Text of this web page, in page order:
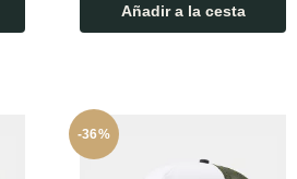
Añadir a la cesta
-36%